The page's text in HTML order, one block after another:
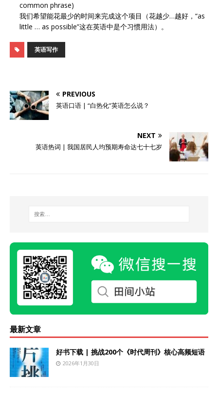
common phrase)
我们希望能花最少的时间来完成这个项目（花越少…越好，“as
little … as possible”这在英语中是个习惯用法）。
英语写作
PREVIOUS
英语口语 | “白热化”英语怎么说？
NEXT
英语热词 | 我国居民人均预期寿命达七十七岁
最新文章
好书下载 | 挑战200个《时代周刊》核心高频短语
2026年1月30日